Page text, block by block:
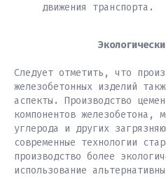
движения транспорта.
Следует отметить, что
железобетонных изделий
аспекты. Производство
компонентов железобетона,
углерода и других
современные технологии
производство более
использование